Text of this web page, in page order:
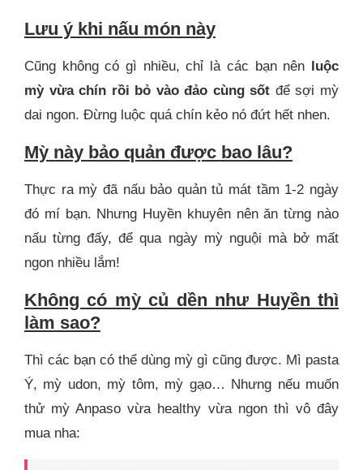
Lưu ý khi nấu món này
Cũng không có gì nhiều, chỉ là các bạn nên luộc
mỳ vừa chín rồi bỏ vào đảo cùng sốt để sợi mỳ
dai ngon. Đừng luộc quá chín kẻo nó đứt hết nhen.
Mỳ này bảo quản được bao lâu?
Thực ra mỳ đã nấu bảo quản tủ mát tầm 1-2 ngày
đó mí bạn. Nhưng Huyền khuyên nên ăn từng nào
nấu từng đấy, để qua ngày mỳ nguội mà bở mất
ngon nhiều lắm!
Không có mỳ củ dền như Huyền thì
làm sao?
Thì các bạn có thể dùng mỳ gì cũng được. Mì pasta
Ý, mỳ udon, mỳ tôm, mỳ gạo… Nhưng nếu muốn
thử mỳ Anpaso vừa healthy vừa ngon thì vô đây
mua nha: